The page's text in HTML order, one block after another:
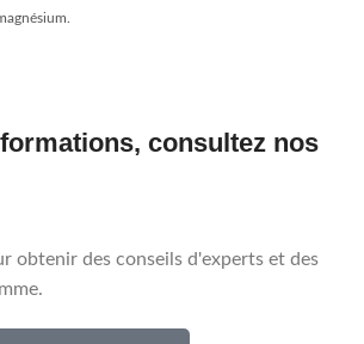
consultez nos
obtenir des conseils d'experts et des